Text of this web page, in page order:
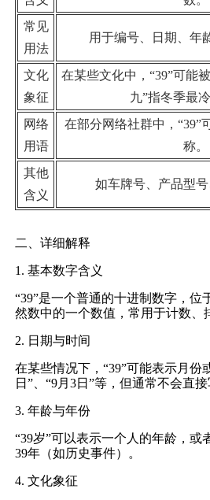
常见
用法
用于编号、日期、年
文化
象征
在某些文化中，“39”可能
九”指冬季最
网络
用语
在部分网络社群中，“39”
称。
其他
含义
如车牌号、产品型号
二、详细解释
1. 基本数字含义
“39”是一个普通的十进制数字，位
然数中的一个数值，常用于计数、
2. 日期与时间
在某些情况下，“39”可能表示月份
日”、“9月3日”等，但通常不会直接
3. 年龄与年份
“39岁”可以表示一个人的年龄，或
39年（如历史事件）。
4. 文化象征